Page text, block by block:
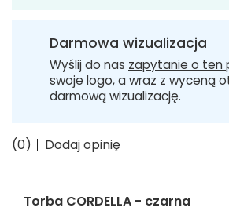
Darmowa wizualizacja
Wyślij do nas zapytanie o ten
swoje logo, a wraz z wyceną
darmową wizualizację.
(0) Dodaj opinię
Torba CORDELLA - czarna